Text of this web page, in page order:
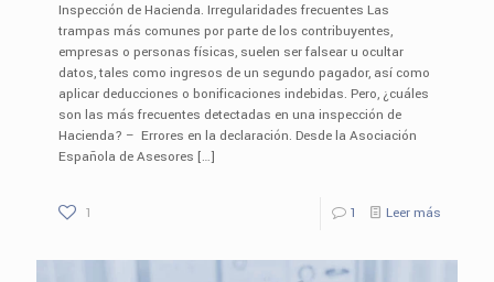
Inspección de Hacienda. Irregularidades frecuentes Las
trampas más comunes por parte de los contribuyentes,
empresas o personas físicas, suelen ser falsear u ocultar
datos, tales como ingresos de un segundo pagador, así como
aplicar deducciones o bonificaciones indebidas. Pero, ¿cuáles
son las más frecuentes detectadas en una inspección de
Hacienda? – Errores en la declaración. Desde la Asociación
Española de Asesores […]
1 1 Leer más